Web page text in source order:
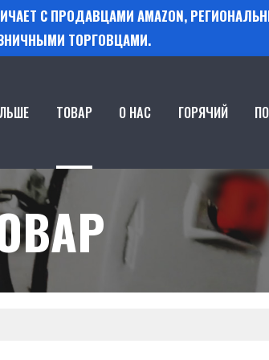
С ПРОДАВЦАМИ AMAZON,
ТОРГОВЦАМИ.
ТОВАР О НАС ГОРЯЧИЙ